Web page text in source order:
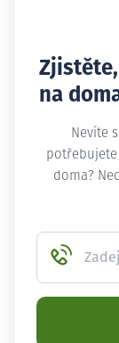
na
Nevíte
doma?